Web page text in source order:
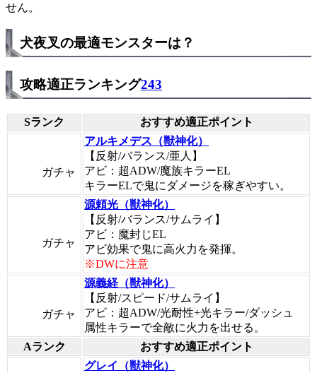
せん。
犬夜叉の最適モンスターは？
攻略適正ランキング243
Sランク おすすめ適正ポイント
ガチャ
アルキメデス（獣神化）
【反射/バランス/亜人】
アビ：超ADW/魔族キラーEL
キラーELで鬼にダメージを稼ぎやすい。
ガチャ
源頼光（獣神化）
【反射/バランス/サムライ】
アビ：魔封じEL
アビ効果で鬼に高火力を発揮。
※DWに注意
ガチャ
源義経（獣神化）
【反射/スピード/サムライ】
アビ：超ADW/光耐性+光キラー/ダッシュ
属性キラーで全敵に火力を出せる。
Aランク
おすすめ適正ポイント
グレイ（獣神化）